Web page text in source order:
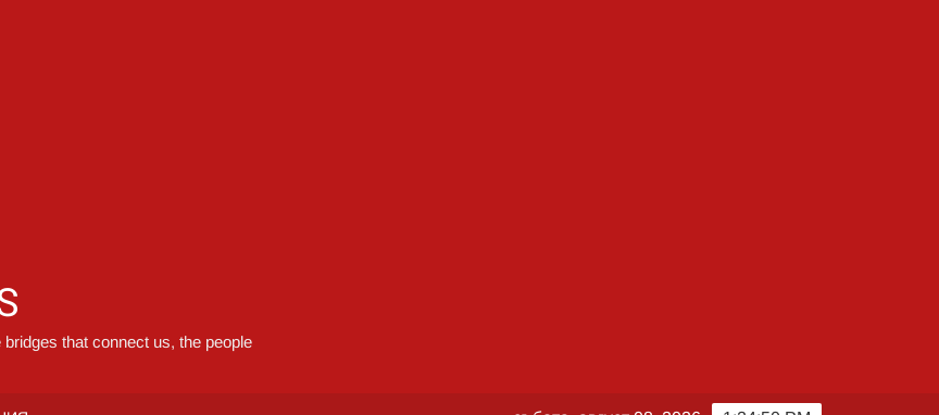
that connect us, the people